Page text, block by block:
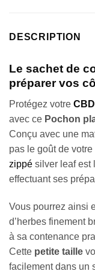
DESCRIPTION
Le sachet de
préparer vos
Protégez votre CBD
avec ce Pochon
Conçu avec une
pas le goût de
zippé silver leaf est
effectuant ses
Vous pourrez ainsi
d’herbes finement
à sa contenance
Cette petite taille
facilement dans un